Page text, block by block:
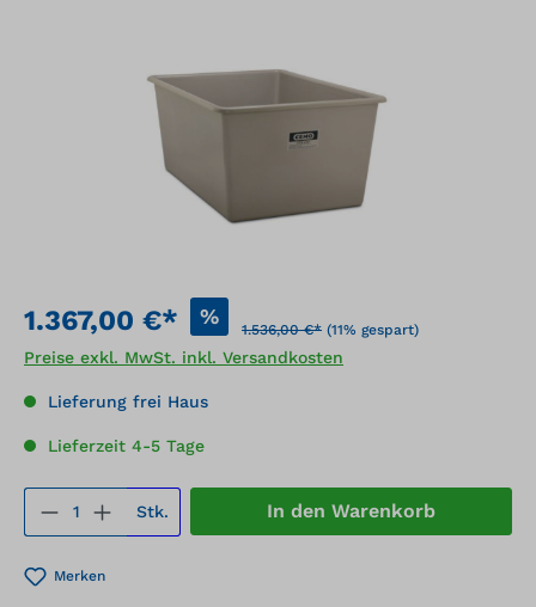
1.367,00 €* %
1.536,00 €* (11% gespart)
Preise exkl. MwSt. inkl. Versandkosten
Lieferung frei Haus
Lieferzeit 4-5 Tage
Produkt Anzahl: Gib den
Stk. In den Warenkorb
Merken